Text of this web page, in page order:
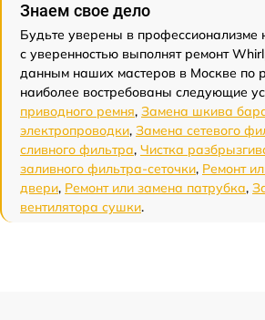
Знаем свое дело
Будьте уверены в профессионализме
с уверенностью выполнят ремонт
данным наших мастеров в Москве по
наиболее востребованы следующие
приводного ремня, Замена шкива
электропроводки, Замена сетевого
сливного фильтра, Чистка
заливного фильтра-сеточки, Ремонт
двери, Ремонт или замена патрубка,
вентилятора сушки.